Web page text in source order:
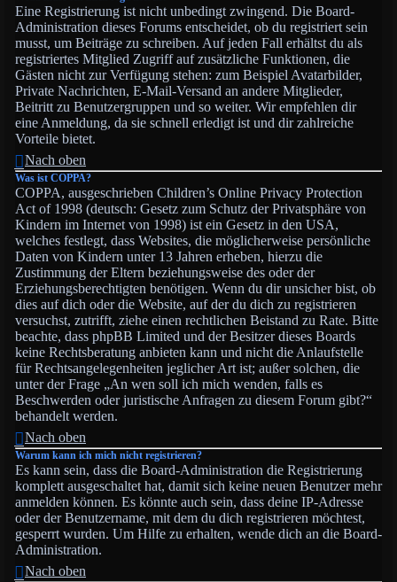
Eine Registrierung ist nicht unbedingt zwingend. Die Board-
Administration dieses Forums entscheidet, ob du registriert sein
musst, um Beiträge zu schreiben. Auf jeden Fall erhältst du als
registriertes Mitglied Zugriff auf zusätzliche Funktionen, die
Gästen nicht zur Verfügung stehen: zum Beispiel Avatarbilder,
Private Nachrichten, E-Mail-Versand an andere Mitglieder,
Beitritt zu Benutzergruppen und so weiter. Wir empfehlen dir
eine Anmeldung, da sie schnell erledigt ist und dir zahlreiche
Vorteile bietet.
Nach oben
Was ist COPPA?
COPPA, ausgeschrieben Children’s Online Privacy Protection
Act of 1998 (deutsch: Gesetz zum Schutz der Privatsphäre von
Kindern im Internet von 1998) ist ein Gesetz in den USA,
welches festlegt, dass Websites, die möglicherweise persönliche
Daten von Kindern unter 13 Jahren erheben, hierzu die
Zustimmung der Eltern beziehungsweise des oder der
Erziehungsberechtigten benötigen. Wenn du dir unsicher bist, ob
dies auf dich oder die Website, auf der du dich zu registrieren
versuchst, zutrifft, ziehe einen rechtlichen Beistand zu Rate. Bitte
beachte, dass phpBB Limited und der Besitzer dieses Boards
keine Rechtsberatung anbieten kann und nicht die Anlaufstelle
für Rechtsangelegenheiten jeglicher Art ist; außer solchen, die
unter der Frage „An wen soll ich mich wenden, falls es
Beschwerden oder juristische Anfragen zu diesem Forum gibt?“
behandelt werden.
Nach oben
Warum kann ich mich nicht registrieren?
Es kann sein, dass die Board-Administration die Registrierung
komplett ausgeschaltet hat, damit sich keine neuen Benutzer mehr
anmelden können. Es könnte auch sein, dass deine IP-Adresse
oder der Benutzername, mit dem du dich registrieren möchtest,
gesperrt wurden. Um Hilfe zu erhalten, wende dich an die Board-
Administration.
Nach oben